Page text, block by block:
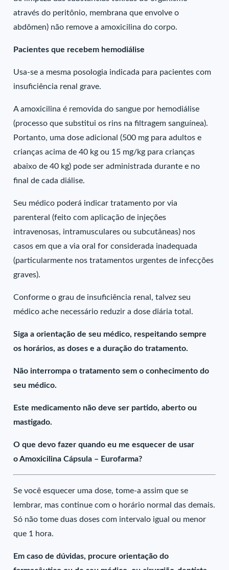
através do peritônio, membrana que envolve o
abdômen) não remove a amoxicilina do corpo.
Pacientes que recebem hemodiálise
Usa-se a mesma posologia indicada para pacientes com
insuficiência renal grave.
A amoxicilina é removida do sangue por hemodiálise
(processo que substitui os rins na filtragem sanguínea).
Portanto, uma dose adicional (500 mg para adultos e
crianças acima de 40 kg ou 15 mg/kg para crianças
abaixo de 40 kg) pode ser administrada durante e no
final de cada diálise.
Seu médico poderá indicar tratamento por via
parenteral (feito com aplicação de injeções
intravenosas, intramusculares ou subcutâneas) nos
casos em que a via oral for considerada inadequada
(particularmente nos tratamentos urgentes de infecções
graves).
Conforme o grau de insuficiência renal, talvez seu
médico ache necessário reduzir a dose diária total.
Siga a orientação de seu médico, respeitando sempre
os horários, as doses e a duração do tratamento.
Não interrompa o tratamento sem o conhecimento do
seu médico.
Este medicamento não deve ser partido, aberto ou
mastigado.
O que devo fazer quando eu me esquecer de usar
o Amoxicilina Cápsula – Eurofarma?
Se você esquecer uma dose, tome-a assim que se
lembrar, mas continue com o horário normal das demais.
Só não tome duas doses com intervalo igual ou menor
que 1 hora.
Em caso de dúvidas, procure orientação do